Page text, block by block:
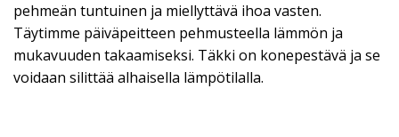
pehmeän tuntuinen ja miellyttävä ihoa vasten.
Täytimme päiväpeitteen pehmusteella lämmön ja
mukavuuden takaamiseksi. Täkki on konepestävä ja se
voidaan silittää alhaisella lämpötilalla.